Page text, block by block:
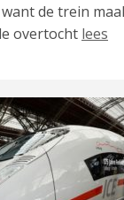
de trein
overtocht lees